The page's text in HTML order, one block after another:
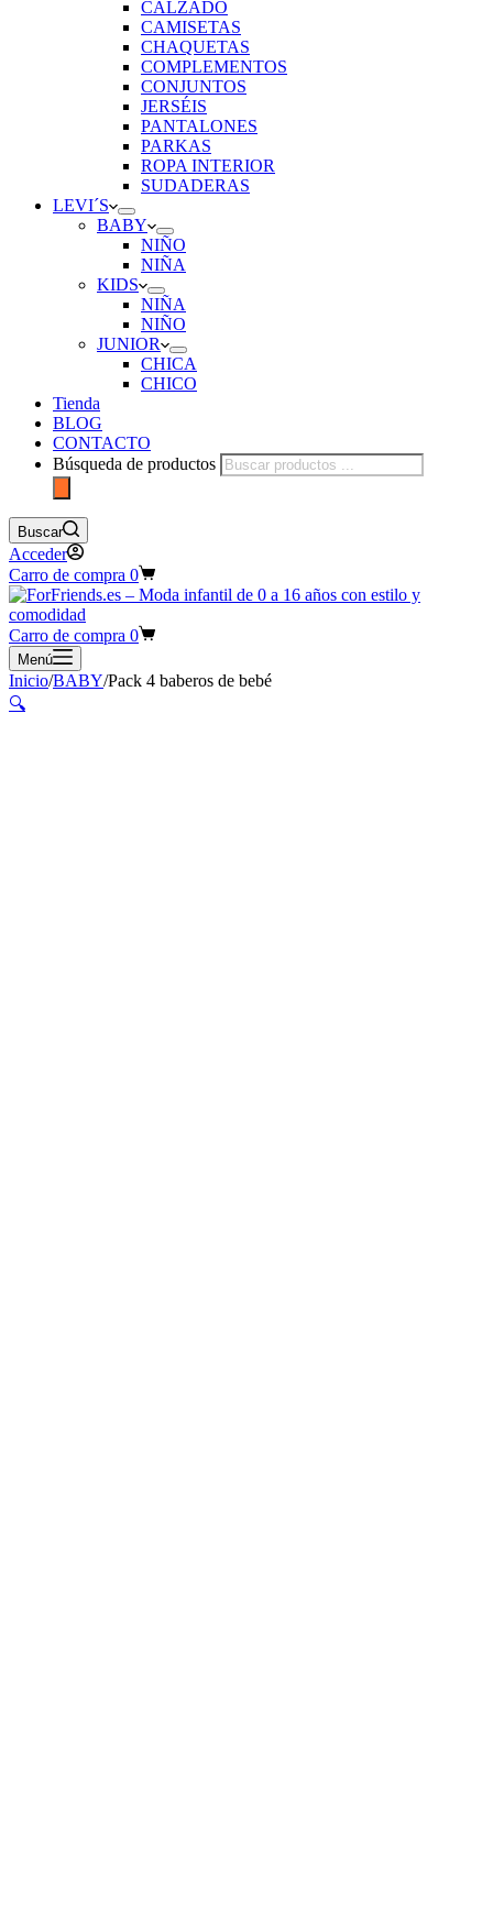
CALZADO
CAMISETAS
CHAQUETAS
COMPLEMENTOS
CONJUNTOS
JERSÉIS
PANTALONES
PARKAS
ROPA INTERIOR
SUDADERAS
LEVI´S
BABY
NIÑO
NIÑA
KIDS
NIÑA
NIÑO
JUNIOR
CHICA
CHICO
Tienda
BLOG
CONTACTO
Búsqueda de productos
Buscar
Acceder
Carro de compra 0
Carro de compra 0
Menú
Inicio/BABY/Pack 4 baberos de bebé
🔍